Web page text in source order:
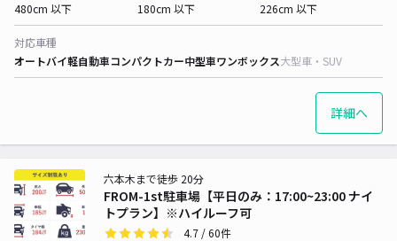
480cm 以下
180cm 以下
226cm 以下
対応車種
オートバイ軽自動車コンパクトカー中型車ワンボックス大型車・SUV
詳細へ
FROM-1st駐車場【平日のみ：17:00~23:00 ナイ
トプラン】※ハイルーフ可
六本木まで徒歩 20分
4.7 / 60件